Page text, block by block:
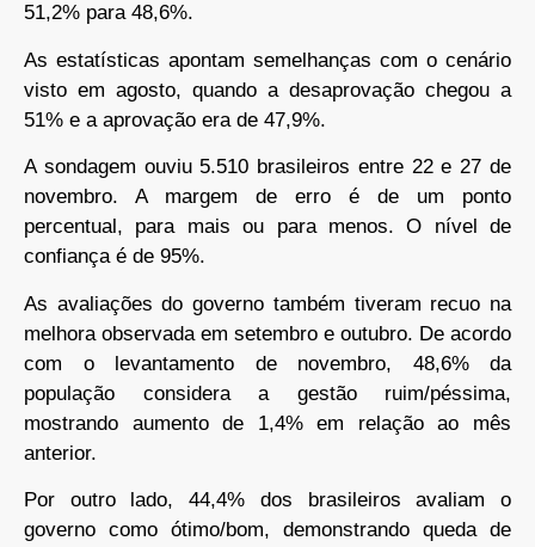
51,2% para 48,6%.
As estatísticas apontam semelhanças com o cenário
visto em agosto, quando a desaprovação chegou a
51% e a aprovação era de 47,9%.
A sondagem ouviu 5.510 brasileiros entre 22 e 27 de
novembro. A margem de erro é de um ponto
percentual, para mais ou para menos. O nível de
confiança é de 95%.
As avaliações do governo também tiveram recuo na
melhora observada em setembro e outubro. De acordo
com o levantamento de novembro, 48,6% da
população considera a gestão ruim/péssima,
mostrando aumento de 1,4% em relação ao mês
anterior.
Por outro lado, 44,4% dos brasileiros avaliam o
governo como ótimo/bom, demonstrando queda de